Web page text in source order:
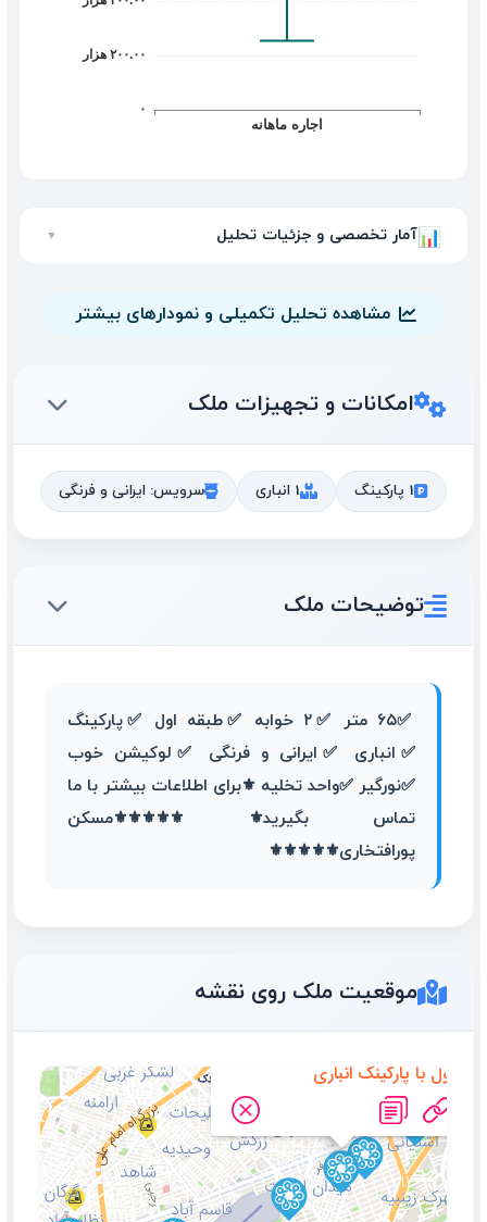
📊 آمار تخصصی و جزئیات تحلیل ▼
مشاهده تحلیل تکمیلی و نمودارهای بیشتر
امکانات و تجهیزات ملک
1 پارکینگ 1 انباری سرویس: ایرانی و فرنگی
توضیحات ملک
✅۶۵ متر ✅۲ خوابه ✅طبقه اول ✅پارکینگ
✅انباری ✅ایرانی و فرنگی ✅لوکیشن خوب
✅نورگیر ✅واحد تخلیه ⚜️برای اطلاعات بیشتر با ما
تماس بگیرید⚜️ ⚜️⚜️⚜️⚜️⚜️مسکن
پورافتخاری⚜️⚜️⚜️⚜️⚜️
موقعیت ملک روی نقشه
اجاره آپارتمان 65 متری طبقه
اول با پارکینگ انباری